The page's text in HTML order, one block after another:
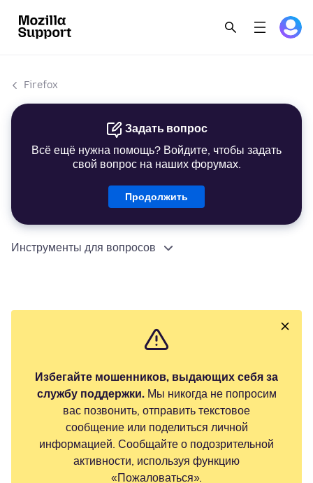
Firefox
Задать вопрос
Всё ещё нужна помощь? Войдите, чтобы задать
свой вопрос на наших форумах.
Продолжить
Инструменты для вопросов
Избегайте мошенников, выдающих себя за
службу поддержки.Мы никогда не попросим
вас позвонить, отправить текстовое
сообщение или поделиться личной
информацией. Сообщайте о подозрительной
активности, используя функцию
«Пожаловаться».